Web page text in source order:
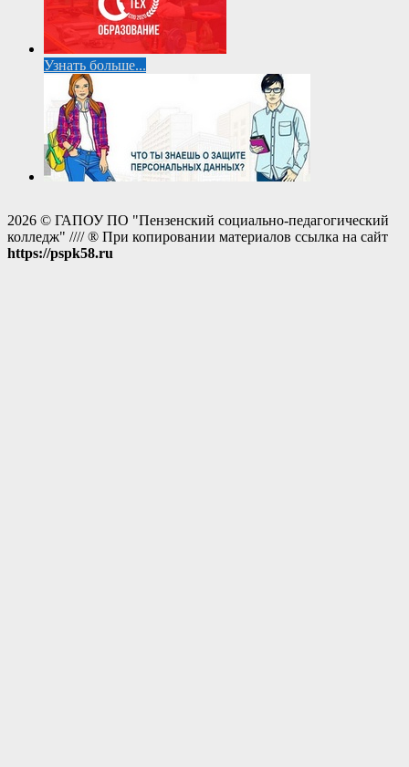
Узнать больше...
2026 © ГАПОУ ПО "Пензенский социально-педагогический
колледж" //// ® При копировании материалов ссылка на сайт
https://pspk58.ru